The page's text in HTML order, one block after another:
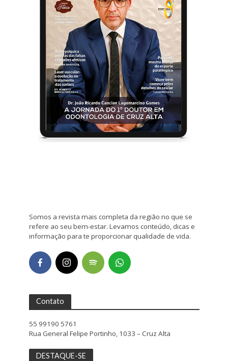
Somos a revista mais completa da região no que se
refere ao seu bem-estar. Levamos conteúdo, dicas e
informação para te proporcionar qualidade de vida.
Contato
55 99190 5761
Rua General Felipe Portinho, 1033 – Cruz Alta
DESTAQUE-SE